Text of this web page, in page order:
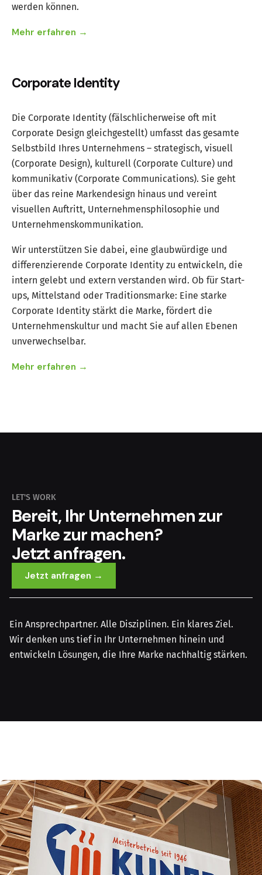
werden können.
Mehr erfahren →
Corporate Identity
Die Corporate Identity (fälschlicherweise oft mit
Corporate Design gleichgestellt) umfasst das gesamte
Selbstbild Ihres Unternehmens – strategisch, visuell
(Corporate Design), kulturell (Corporate Culture) und
kommunikativ (Corporate Communications). Sie geht
über das reine Markendesign hinaus und vereint
visuellen Auftritt, Unternehmensphilosophie und
Unternehmenskommunikation.
Wir unterstützen Sie dabei, eine glaubwürdige und
differenzierende Corporate Identity zu entwickeln, die
intern gelebt und extern verstanden wird. Ob für Start-
ups, Mittelstand oder Traditionsmarke: Eine starke
Corporate Identity stärkt die Marke, fördert die
Unternehmenskultur und macht Sie auf allen Ebenen
unverwechselbar.
Mehr erfahren →
LET'S WORK
Bereit, Ihr Unternehmen zur
Marke zur machen?
Jetzt anfragen.
Jetzt anfragen →
Ein Ansprechpartner. Alle Disziplinen. Ein klares Ziel.
Wir denken uns tief in Ihr Unternehmen hinein und
entwickeln Lösungen, die Ihre Marke nachhaltig stärken.